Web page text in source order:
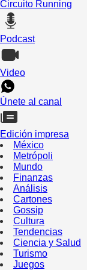
Circuito Running
Podcast
Video
Únete al canal
Edición impresa
México
Metrópoli
Mundo
Finanzas
Análisis
Cartones
Gossip
Cultura
Tendencias
Ciencia y Salud
Turismo
Juegos